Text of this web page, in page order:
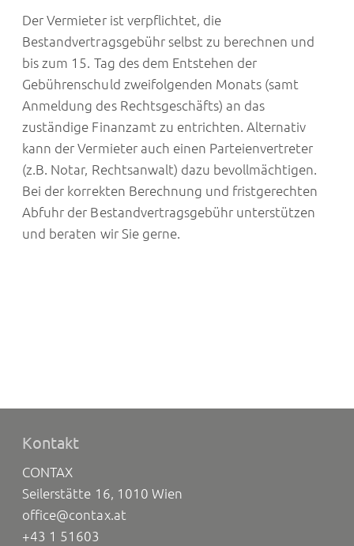
Der Vermieter ist verpflichtet, die
Bestandvertragsgebühr selbst zu berechnen und
bis zum 15. Tag des dem Entstehen der
Gebührenschuld zweifolgenden Monats (samt
Anmeldung des Rechtsgeschäfts) an das
zuständige Finanzamt zu entrichten. Alternativ
kann der Vermieter auch einen Parteienvertreter
(z.B. Notar, Rechtsanwalt) dazu bevollmächtigen.
Bei der korrekten Berechnung und fristgerechten
Abfuhr der Bestandvertragsgebühr unterstützen
und beraten wir Sie gerne.
Kontakt
CONTAX
Seilerstätte 16, 1010 Wien
office@contax.at
+43 1 51603